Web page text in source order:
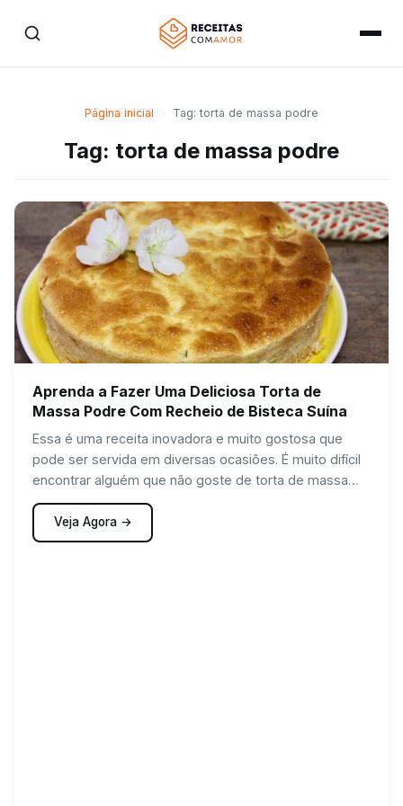
Página inicial Tag: torta de massa podre
Tag: torta de massa podre
Aprenda a Fazer Uma Deliciosa Torta de
Massa Podre Com Recheio de Bisteca Suína
Essa é uma receita inovadora e muito gostosa que
pode ser servida em diversas ocasiões. É muito difícil
encontrar alguém que não goste de torta de massa
podre e essa receita encanta a maioria dos públicos.
Você pode servir no ano novo, natal, aniversário ou até
mesmo como lanche da tarde.
Veja Agora →